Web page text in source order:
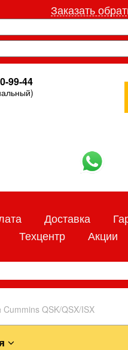
Заказать
99-44
Доставка
Техцентр Акции
Cummins QSK/QSX/ISX